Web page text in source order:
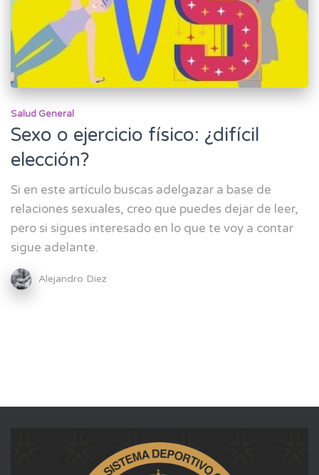
Salud General
Sexo o ejercicio físico: ¿difícil
elección?
Si en este artículo buscas adelgazar a base de
relaciones sexuales, creo que puedes dejar de leer,
pero si sigues interesado en lo que te voy a contar
sigue adelante.
Alejandro Diez